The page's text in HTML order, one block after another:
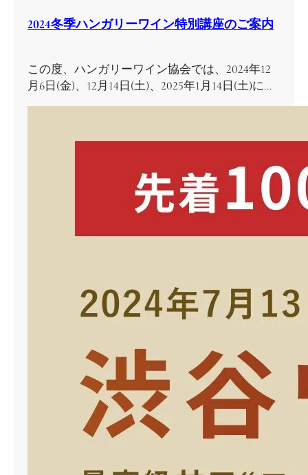
2024冬季ハンガリーワイン特別講座のご案内
この度、ハンガリーワイン協会では、2024年12
月6日(金)、12月14日(土)、2025年1月14日(土)に…